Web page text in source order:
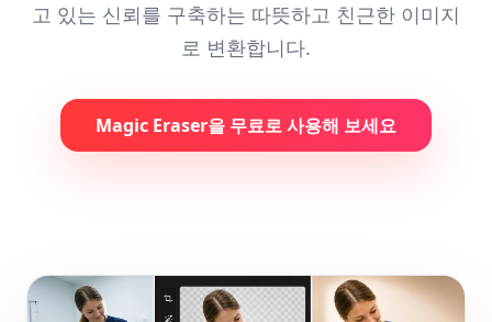
고 있는 신뢰를 구축하는 따뜻하고 친근한 이미지
로 변환합니다.
Magic Eraser을 무료로 사용해 보세요